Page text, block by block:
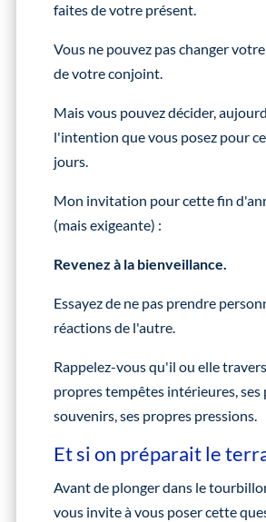
faites de votre présent.
Vous ne pouvez pas changer
de votre conjoint.
Mais vous pouvez décider,
l'intention que vous posez pour
jours.
Mon invitation pour cette fin
(mais exigeante) :
Revenez à la bienveillance.
Essayez de ne pas prendre
réactions de l'autre.
Rappelez-vous qu'il ou elle
propres tempêtes intérieures, ses
souvenirs, ses propres pressions.
Et si on préparait le
Avant de plonger dans le
vous invite à vous poser cette